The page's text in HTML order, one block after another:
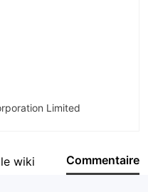
Limited
wiki Commentaire